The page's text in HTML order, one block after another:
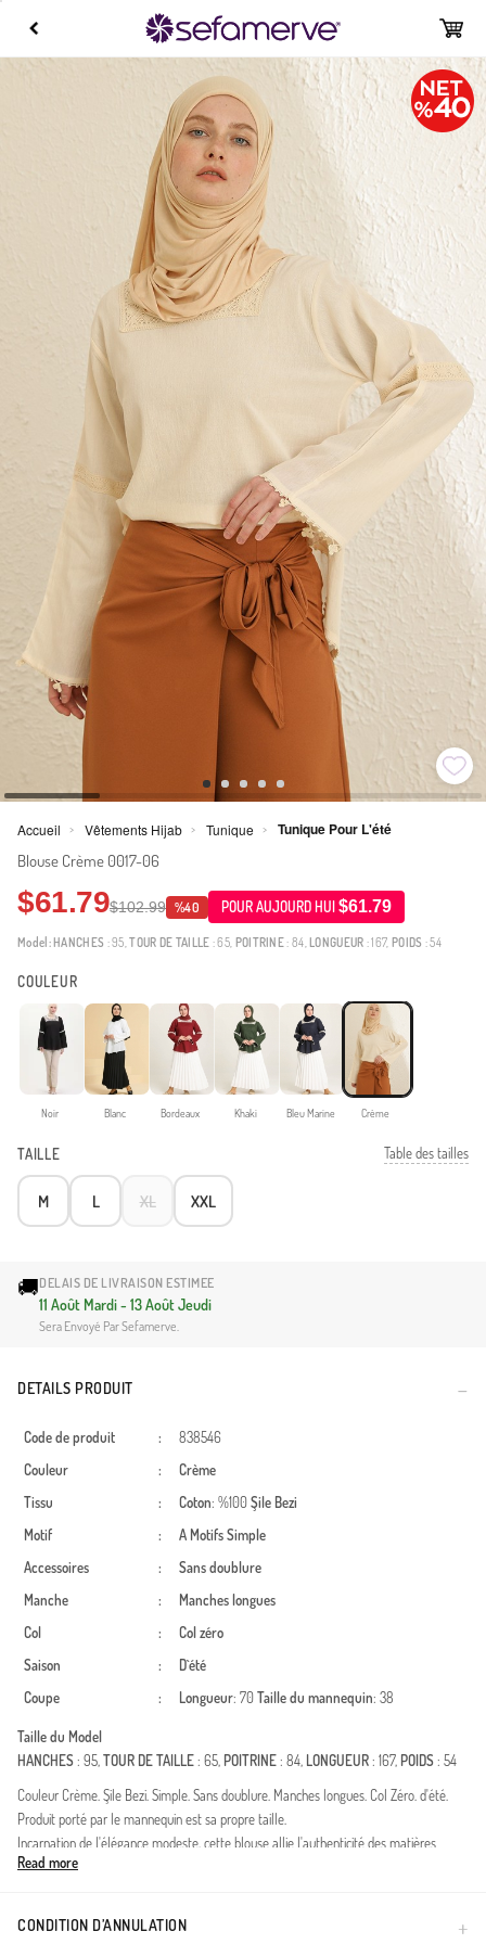
Accueil > Vêtements Hijab > Tunique > Tunique Pour L'été
Blouse Crème 0017-06
$61.79$102.99 %40 POUR AUJOURD HUI $61.79
Model: HANCHES : 95,TOUR DE TAILLE : 65, POITRINE: 84, LONGUEUR : 167, POIDS : 54
COULEUR
Noir Blanc Bordeaux Khaki Bleu Marine Crème
TAILLE Table des tailles
M L XL XXL
🚚DELAIS DE LIVRAISON ESTIMEE
11 Août Mardi - 13 Août Jeudi
Sera Envoyé Par Sefamerve.
DETAILS PRODUIT
Code de produit :
838546
Couleur
:
Crème
Tissu
: Coton: %100Şile Bezi
Motif
: A MotifsSimple
Accessoires
:
Sans doublure
Manche
:
Manches longues
Col
:
Col zéro
Saison
:
D`été
Coupe
: Longueur: 70Taille du mannequin: 38
Taille du Model
HANCHES: 95,TOUR DE TAILLE: 65, POITRINE: 84, LONGUEUR: 167, POIDS: 54
Couleur Crème. Şile Bezi. Simple. Sans doublure. Manches longues. Col Zéro. d'été.
Produit porté par le mannequin est sa propre taille.
Incarnation de l'élégance modeste, cette blouse allie l'authenticité des matières
naturelles à une esthétique raffinée. Confectionnée dans un tissage traditionnel en
tout au long de la journée. Sa texture délicate respecte la peau et régule la
Read more
CONDITION D’ANNULATION